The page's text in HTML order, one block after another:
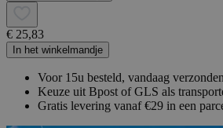
€ 25,83
In het winkelmandje
Voor 15u besteld, vandaag verzonden
Keuze uit Bpost of GLS als
Gratis levering vanaf €29 in een